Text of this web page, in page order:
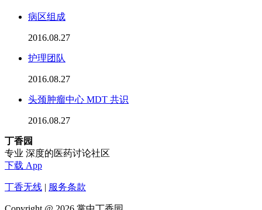
病区组成
2016.08.27
护理团队
2016.08.27
头颈肿瘤中心 MDT 共识
2016.08.27
丁香园
专业 深度的医药讨论社区
下载 App
丁香无线 | 服务条款